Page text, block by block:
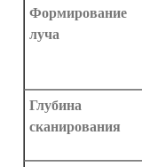
Формирование
луча
Глубина
сканирования